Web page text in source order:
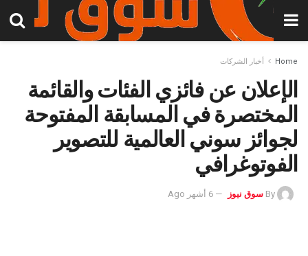
Home أخبار الشركات
الإعلان عن فائزي الفئات والقائمة
المختصرة في المسابقة المفتوحة
لجوائز سوني العالمية للتصوير
الفوتوغرافي
By سوق نيوز 6 أشهر Ago